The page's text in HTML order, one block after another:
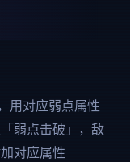
用对应弱点属性
弱点击破」，敌
对应属性